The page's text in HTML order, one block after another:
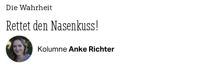
Die Wahrheit
Rettet den Nasenkuss!
KolumneAnke Richter